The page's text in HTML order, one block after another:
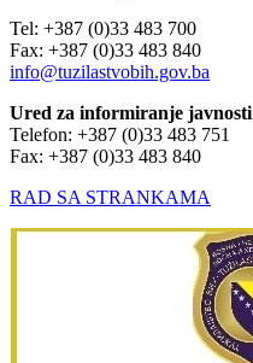
Tel: +387 (0)33 483 700
Fax: +387 (0)33 483 840
info@tuzilastvobih.gov.ba
Ured za informiranje javnosti
Telefon: +387 (0)33 483 751
Fax: +387 (0)33 483 840
RAD SA STRANKAMA